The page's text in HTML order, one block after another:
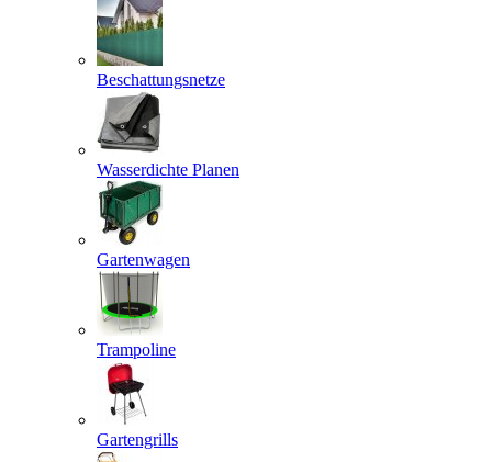
Beschattungsnetze
Wasserdichte Planen
Gartenwagen
Trampoline
Gartengrills